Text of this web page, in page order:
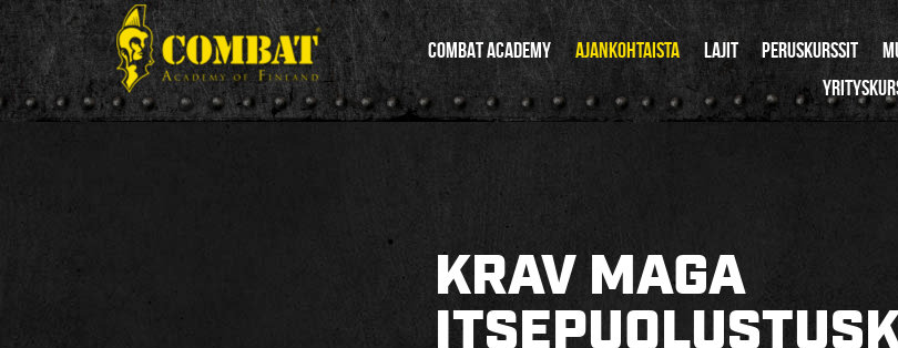
COMBAT ACADEMY AJANKOHTAISTA LAJIT PERUSKURSSIT
KRAV MAGA